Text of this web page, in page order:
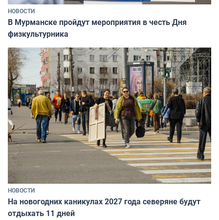
НОВОСТИ
В Мурманске пройдут мероприятия в честь Дня
физкультурника
НОВОСТИ
На новогодних каникулах 2027 года северяне будут
отдыхать 11 дней